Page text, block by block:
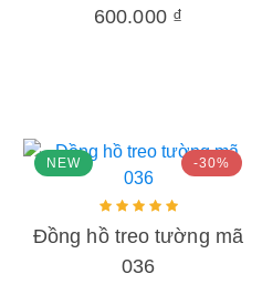
600.000 ₫
NEW -30%
Đồng hồ treo tường mã
036